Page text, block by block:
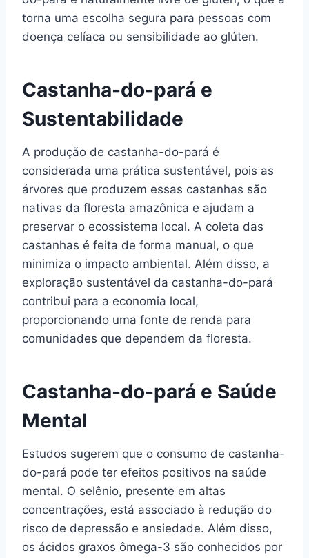
torna uma escolha segura para pessoas com
doença celíaca ou sensibilidade ao glúten.
Castanha-do-pará e
Sustentabilidade
A produção de castanha-do-pará é
considerada uma prática sustentável, pois as
árvores que produzem essas castanhas são
nativas da floresta amazônica e ajudam a
preservar o ecossistema local. A coleta das
castanhas é feita de forma manual, o que
minimiza o impacto ambiental. Além disso, a
exploração sustentável da castanha-do-pará
contribui para a economia local,
proporcionando uma fonte de renda para
comunidades que dependem da floresta.
Castanha-do-pará e Saúde
Mental
Estudos sugerem que o consumo de castanha-
do-pará pode ter efeitos positivos na saúde
mental. O selênio, presente em altas
concentrações, está associado à redução do
risco de depressão e ansiedade. Além disso,
os ácidos graxos ômega-3 são conhecidos por